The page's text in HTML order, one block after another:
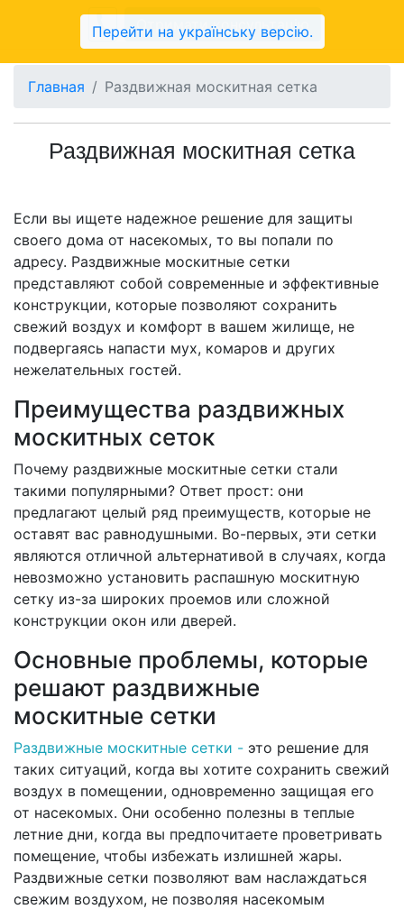
Отримати консультацію
Главная Раздвижная москитная сетка
Раздвижная москитная сетка
Если вы ищете надежное решение для защиты
своего дома от насекомых, то вы попали по
адресу. Раздвижные москитные сетки
представляют собой современные и эффективные
конструкции, которые позволяют сохранить
свежий воздух и комфорт в вашем жилище, не
подвергаясь напасти мух, комаров и других
нежелательных гостей.
Преимущества раздвижных
москитных сеток
Почему раздвижные москитные сетки стали
такими популярными? Ответ прост: они
предлагают целый ряд преимуществ, которые не
оставят вас равнодушными. Во-первых, эти сетки
являются отличной альтернативой в случаях, когда
невозможно установить распашную москитную
сетку из-за широких проемов или сложной
конструкции окон или дверей.
Основные проблемы, которые
решают раздвижные
москитные сетки
Раздвижные москитные сетки - это решение для
таких ситуаций, когда вы хотите сохранить свежий
воздух в помещении, одновременно защищая его
от насекомых. Они особенно полезны в теплые
летние дни, когда вы предпочитаете проветривать
помещение, чтобы избежать излишней жары.
Раздвижные сетки позволяют вам наслаждаться
свежим воздухом, не позволяя насекомым
Перейти на українську версію.